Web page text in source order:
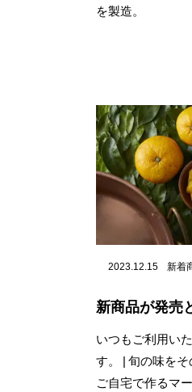
を製造。
2023.12.15 新着
新商品が発売
いつもご利用い
す。 | 旬の味をそ
ご自宅で作るマ